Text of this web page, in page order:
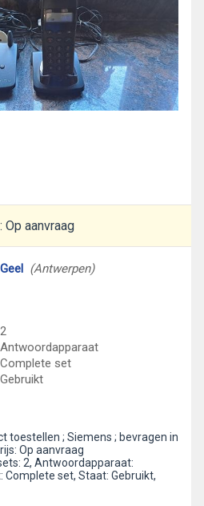
Op aanvraag
Geel (Antwerpen)
set
toestellen ; Siemens ; bevragen in
Op aanvraag
2, Antwoordapparaat:
set, Staat: Gebruikt,